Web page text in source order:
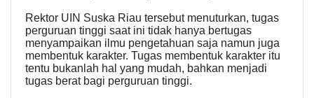
Rektor UIN Suska Riau tersebut menuturkan, tugas
perguruan tinggi saat ini tidak hanya bertugas
menyampaikan ilmu pengetahuan saja namun juga
membentuk karakter. Tugas membentuk karakter itu
tentu bukanlah hal yang mudah, bahkan menjadi
tugas berat bagi perguruan tinggi.